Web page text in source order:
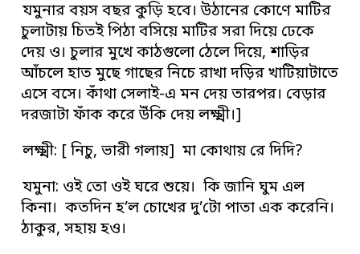
যমুনার বয়স বছর কুড়ি হবে। উঠানের কোণে মাটির
চুলাটায় চিতই পিঠা বসিয়ে মাটির সরা দিয়ে ঢেকে
দেয় ও। চুলার মুখে কাঠগুলো ঠেলে দিয়ে, শাড়ির
আঁচলে হাত মুছে গাছের নিচে রাখা দড়ির খাটিয়াটাতে
এসে বসে। কাঁথা সেলাই-এ মন দেয় তারপর। বেড়ার
দরজাটা ফাঁক করে উঁকি দেয় লক্ষ্মী।]
লক্ষ্মী: [ নিচু, ভারী গলায়] মা কোথায় রে দিদি?
যমুনা: ওই তো ওই ঘরে শুয়ে। কি জানি ঘুম এল
কিনা। কতদিন হ’ল চোখের দু’টো পাতা এক করেনি।
ঠাকুর, সহায় হও।